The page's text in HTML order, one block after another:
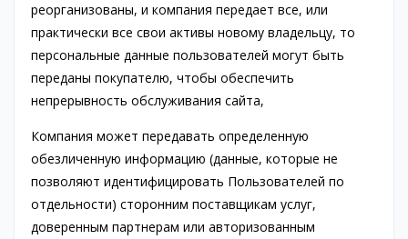
реорганизованы, и компания передает все, или
практически все свои активы новому владельцу, то
персональные данные пользователей могут быть
переданы покупателю, чтобы обеспечить
непрерывность обслуживания сайта,
Компания может передавать определенную
обезличенную информацию (данные, которые не
позволяют идентифицировать Пользователей по
отдельности) сторонним поставщикам услуг,
доверенным партнерам или авторизованным